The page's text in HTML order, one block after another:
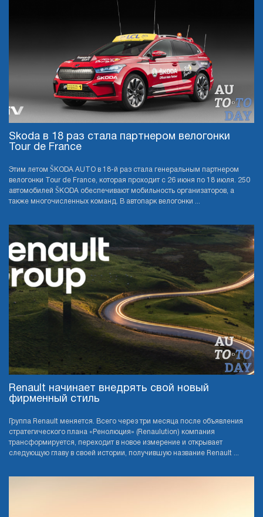
Skoda в 18 раз стала партнером велогонки
Tour de France
Этим летом ŠKODA AUTO в 18-й раз стала генеральным партнером
велогонки Tour de France, которая проходит с 26 июня по 18 июля. 250
автомобилей ŠKODA обеспечивают мобильность организаторов, а
также многочисленных команд. В автопарк велогонки ...
Renault начинает внедрять свой новый
фирменный стиль
Группа Renault меняется. Всего через три месяца после объявления
стратегического плана «Ренолюция» (Renaulution) компания
трансформируется, переходит в новое измерение и открывает
следующую главу в своей истории, получившую название Renault ...